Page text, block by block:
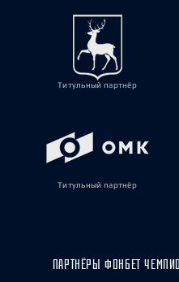
Титульный партнёр
Титульный партнёр
ПАРТНЁРЫ ФОНБЕТ